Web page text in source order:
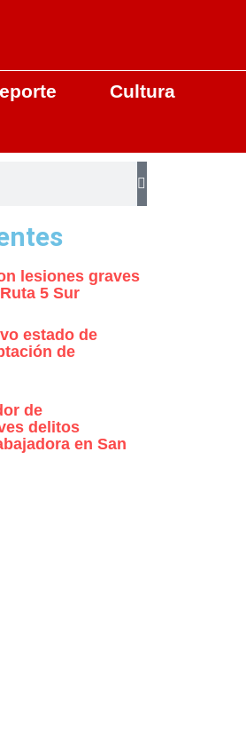
Cultura
lesiones graves
5 Sur
estado de
de
de
delitos
en San